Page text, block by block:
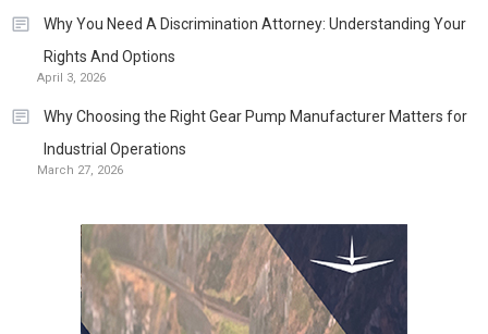
Why You Need A Discrimination Attorney: Understanding Your
Rights And Options
April 3, 2026
Why Choosing the Right Gear Pump Manufacturer Matters for
Industrial Operations
March 27, 2026